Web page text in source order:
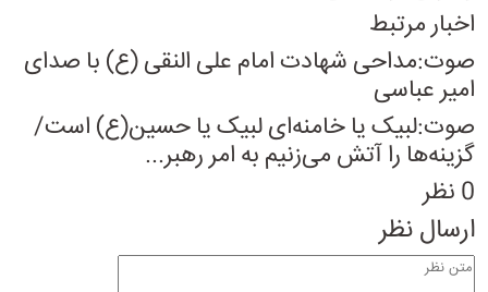
اخبار مرتبط
صوت:مداحی شهادت امام علی النقی (ع) با صدای
امیر عباسی
صوت:لبیک یا خامنه‌ای لبیک یا حسین(ع) است/
گزینه‌ها را آتش می‌زنیم به امر رهبر...
0 نظر
ارسال نظر